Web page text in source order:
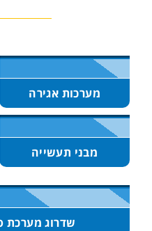
מערכות אגירה
מבני תעשייה
שדרוג מערכת